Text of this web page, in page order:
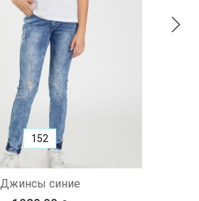
Джинсы синие
152